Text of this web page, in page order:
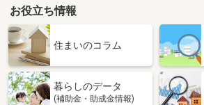
お役立ち情報
住まいのコラム
暮らしのデータ
(補助金・助成金情報)